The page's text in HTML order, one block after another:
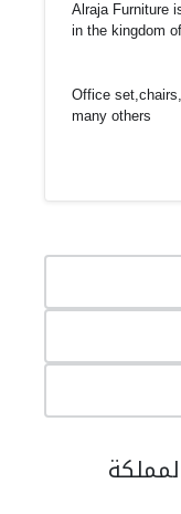
Alraja Furniture
in the kingdom
Office
many others